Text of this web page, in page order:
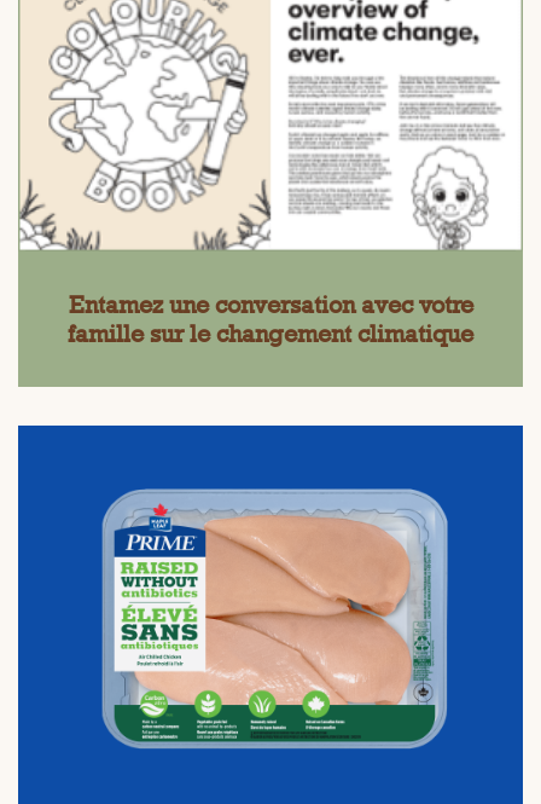
Entamez une conversation avec votre
famille sur le changement climatique